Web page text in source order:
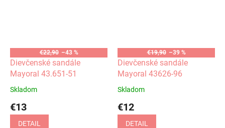
€22,90 –43 %
Dievčenské sandále
Mayoral 43.651-51
Skladom
€13
DETAIL
€19,90 –39 %
Dievčenské sandále
Mayoral 43626-96
Skladom
€12
DETAIL